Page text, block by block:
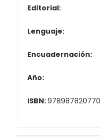
Editorial:
Lenguaje:
Encuadernación:
Año:
ISBN: